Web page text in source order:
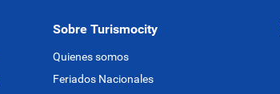
Sobre Turismocity
Quienes somos
Feriados Nacionales